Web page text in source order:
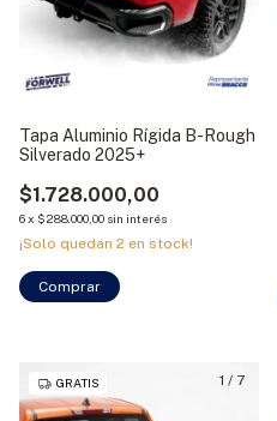
Tapa Aluminio Rígida B-Rough
Silverado 2025+
$1.728.000,00
6x $288.000,00 sin interés
¡Solo quedan 2 en stock!
Comprar
1 / 7
GRATIS